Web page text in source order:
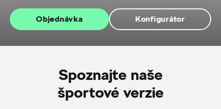
Objednávka Konfigurátor
Spoznajte naše
športové verzie